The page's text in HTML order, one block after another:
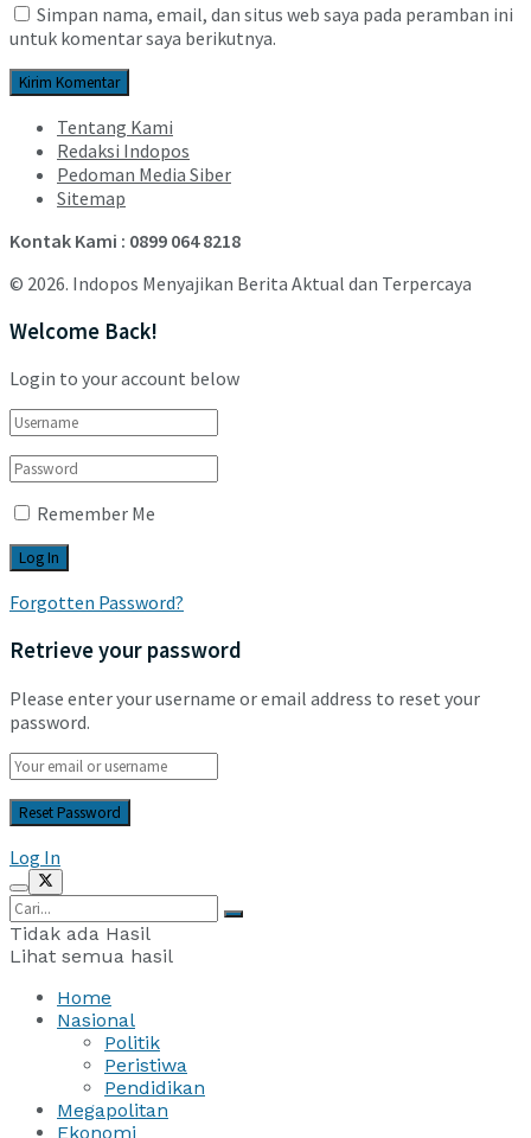
Simpan nama, email, dan situs web saya pada peramban ini
untuk komentar saya berikutnya.
Tentang Kami
Redaksi Indopos
Pedoman Media Siber
Sitemap
Kontak Kami : 0899 064 8218
© 2026. Indopos Menyajikan Berita Aktual dan Terpercaya
Welcome Back!
Login to your account below
Remember Me
Forgotten Password?
Retrieve your password
Please enter your username or email address to reset your
password.
Log In
Tidak ada Hasil
Lihat semua hasil
Home
Nasional
Politik
Peristiwa
Pendidikan
Megapolitan
Ekonomi